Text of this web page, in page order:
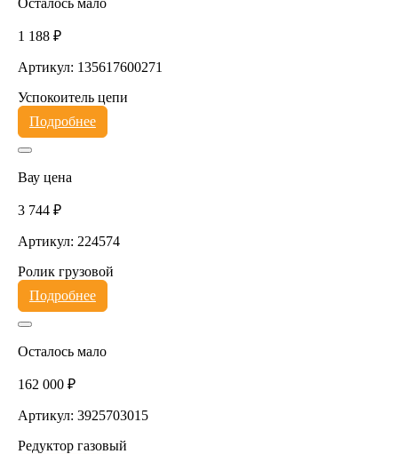
1 188 ₽
Артикул: 135617600271
Успокоитель цепи
Подробнее
Вау цена
3 744 ₽
Артикул: 224574
Ролик грузовой
Подробнее
Осталось мало
162 000 ₽
Артикул: 3925703015
Редуктор газовый